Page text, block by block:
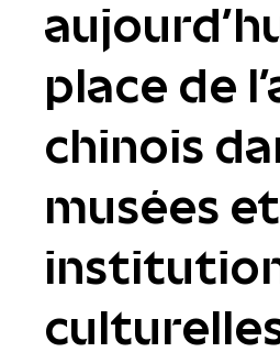
place de
chinois
musées